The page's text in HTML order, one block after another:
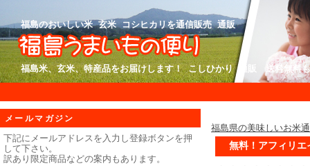
福島のおいしい米 玄米 コシヒカリを通信販売 通販
福島米、玄米、特産品をお届けします！ こしひかり 通販 送料無料
メールマガジン
下記にメールアドレスを入力し登録ボタンを押
して下さい。
訳あり限定商品などの案内もあります。
福島県の美味しいお
無料！アフィリ